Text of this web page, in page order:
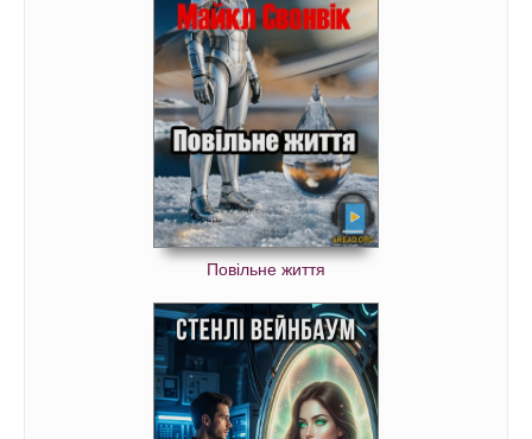
Повільне життя